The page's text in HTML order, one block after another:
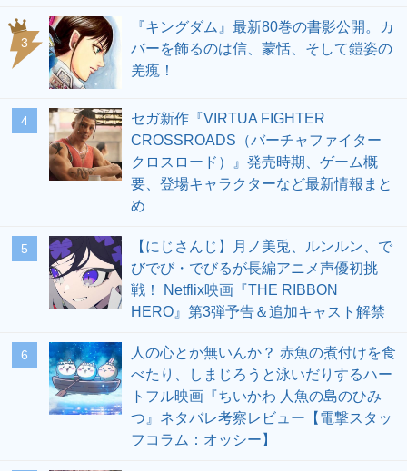
3
『キングダム』最新80巻の書影公開。カ
バーを飾るのは信、蒙恬、そして鎧姿の
羌瘣！
4
セガ新作『VIRTUA FIGHTER
CROSSROADS（バーチャファイター
クロスロード）』発売時期、ゲーム概
要、登場キャラクターなど最新情報まと
め
5
【にじさんじ】月ノ美兎、ルンルン、で
びでび・でびるが長編アニメ声優初挑
戦！ Netflix映画『THE RIBBON
HERO』第3弾予告＆追加キャスト解禁
6
人の心とか無いんか？ 赤魚の煮付けを食
べたり、しまじろうと泳いだりするハー
トフル映画『ちいかわ 人魚の島のひみ
つ』ネタバレ考察レビュー【電撃スタッ
フコラム：オッシー】